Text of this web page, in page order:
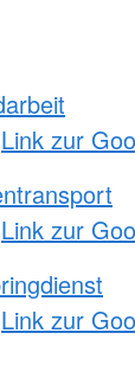
Link zur
Link zur
Link zur